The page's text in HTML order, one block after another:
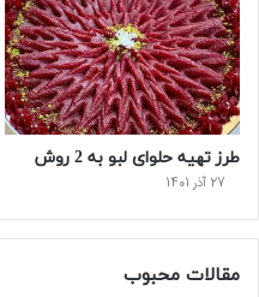
طرز تهیه حلوای لبو به 2 روش
27 آذر 1401
مقالات محبوب